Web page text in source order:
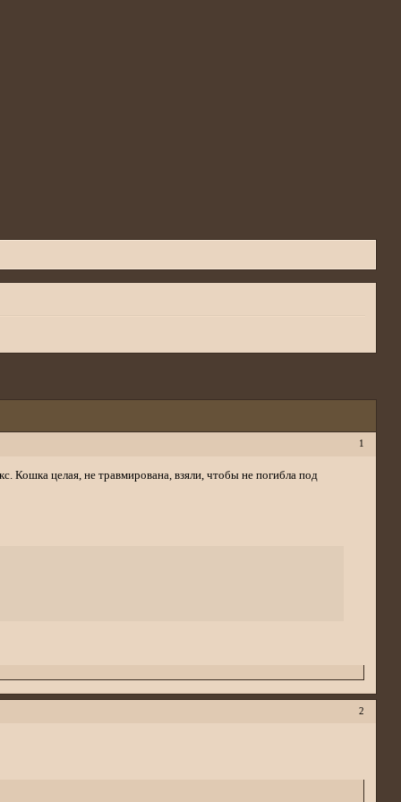
1
целая, не травмирована, взяли, чтобы не погибла под
2